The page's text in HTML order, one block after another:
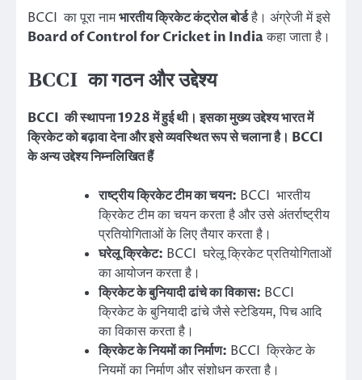
BCCI का पूरा नामभारतीय क्रिकेट कंट्रोल बोर्डहै। अंग्रेजी में इसे
Board of Control for Cricket in Indiaकहा जाता है।
BCCI का गठन और उद्देश्य
BCCI की स्थापना 1928 में हुई थी। इसका मुख्य उद्देश्य भारत में
क्रिकेट को बढ़ावा देना और इसे व्यवस्थित रूप से चलाना है। BCCI
के अन्य उद्देश्य निम्नलिखित हैं
राष्ट्रीय क्रिकेट टीम का चयन: BCCI भारतीय
क्रिकेट टीम का चयन करता है और उसे अंतर्राष्ट्रीय
प्रतियोगिताओं के लिए तैयार करता है।
घरेलू क्रिकेट: BCCI घरेलू क्रिकेट प्रतियोगिताओं
का आयोजन करता है।
क्रिकेट के बुनियादी ढांचे का विकास: BCCI
क्रिकेट के बुनियादी ढांचे जैसे स्टेडियम, पिच आदि
का विकास करता है।
क्रिकेट के नियमों का निर्माण: BCCI क्रिकेट के
नियमों का निर्माण और संशोधन करता है।